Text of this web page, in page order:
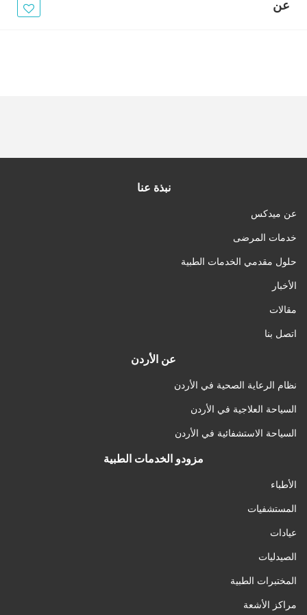
عن
نبذة عنا
عن ميدكس
خدمات المرضى
حلول مقدمي الخدمات الطبية
الأخبار
مقالات
اتصل بنا
عن الأردن
نظام الرعاية الصحية في الأردن
السياحة العلاجية في الأردن
السياحة الاستشفائية في الأردن
مزودو الخدمات الطبية
الأطباء
المستشفيات
عيادات
الصيدليات
المختبرات الطبية
مراكز الأشعة